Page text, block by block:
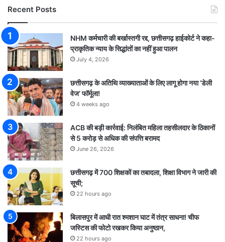
Recent Posts
NHM कर्मचारी की बर्खास्तगी रद्द, छत्तीसगढ़ हाईकोर्ट ने कहा-
प्राकृतिक न्याय के सिद्धांतों का नहीं हुआ पालन
July 4, 2026
छत्तीसगढ़ के अतिथि व्याख्याताओं के लिए लागू होगा नया ‘डेली
वेज’ फॉर्मूला!
4 weeks ago
ACB की बड़ी कार्रवाई: निलंबित महिला तहसीलदार के ठिकानों
से 5 करोड़ से अधिक की संपत्ति बरामद
June 26, 2026
छत्तीसगढ़ में 700 शिक्षकों का तबादला, शिक्षा विभाग ने जारी की
सूची;
22 hours ago
बिलासपुर में आधी रात श्मशान घाट में तंत्र साधना! चीफ
जस्टिस की फोटो रखकर किया अनुष्ठान,
22 hours ago